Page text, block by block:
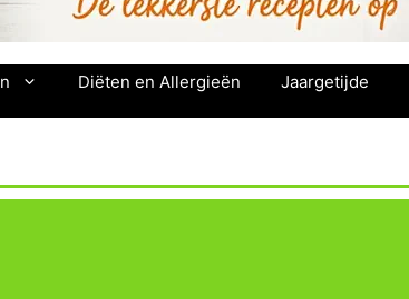
Diëten en Allergieën Jaargetijde